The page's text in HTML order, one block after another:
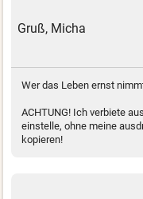
Gruß, Micha
Wer das Leben ernst
ACHTUNG! Ich verbiete
einstelle, ohne meine
kopieren!